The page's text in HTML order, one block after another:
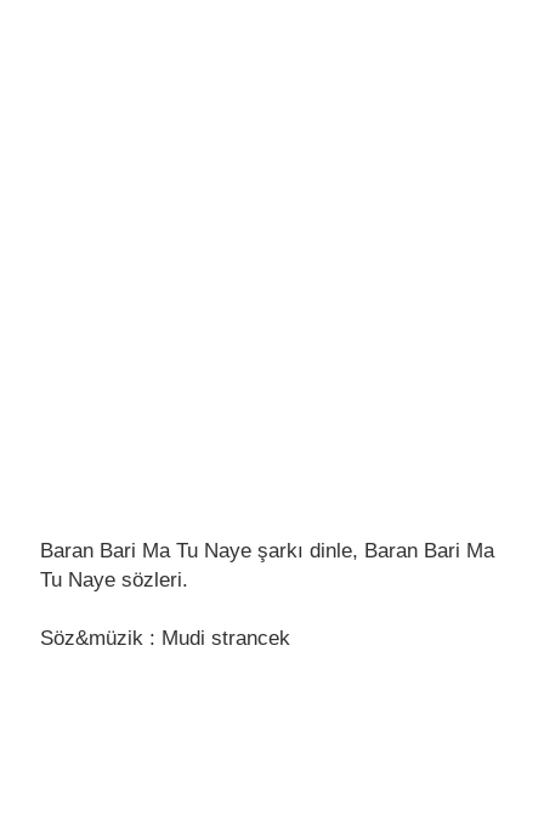
Baran Bari Ma Tu Naye şarkı dinle, Baran Bari Ma
Tu Naye sözleri.
Söz&müzik : Mudi strancek